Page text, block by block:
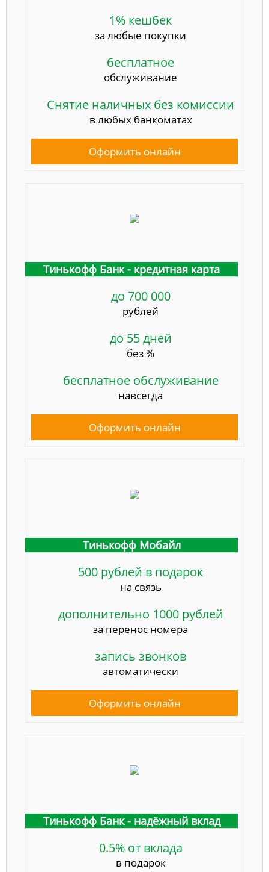
1% кешбек
за любые покупки
бесплатное
обслуживание
Снятие наличных без комиссии
в любых банкоматах
Оформить онлайн
Тинькофф Банк - кредитная карта
до 700 000
рублей
до 55 дней
без %
бесплатное обслуживание
навсегда
Оформить онлайн
Тинькофф Мобайл
500 рублей в подарок
на связь
дополнительно 1000 рублей
за перенос номера
запись звонков
автоматически
Оформить онлайн
Тинькофф Банк - надёжный вклад
0.5% от вклада
в подарок